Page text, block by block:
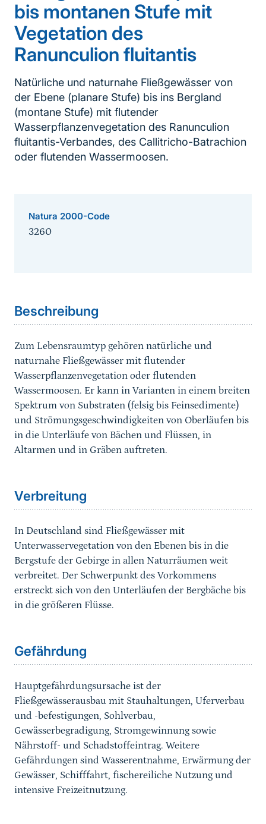
bis montanen Stufe mit
Vegetation des
Ranunculion fluitantis
Natürliche und naturnahe Fließgewässer von
der Ebene (planare Stufe) bis ins Bergland
(montane Stufe) mit flutender
Wasserpflanzenvegetation des Ranunculion
fluitantis-Verbandes, des Callitricho-Batrachion
oder flutenden Wassermoosen.
Natura 2000-Code
3260
Beschreibung
Zum Lebensraumtyp gehören natürliche und
naturnahe Fließgewässer mit flutender
Wasserpflanzenvegetation oder flutenden
Wassermoosen. Er kann in Varianten in einem breiten
Spektrum von Substraten (felsig bis Feinsedimente)
und Strömungsgeschwindigkeiten von Oberläufen bis
in die Unterläufe von Bächen und Flüssen, in
Altarmen und in Gräben auftreten.
Verbreitung
In Deutschland sind Fließgewässer mit
Unterwasservegetation von den Ebenen bis in die
Bergstufe der Gebirge in allen Naturräumen weit
verbreitet. Der Schwerpunkt des Vorkommens
erstreckt sich von den Unterläufen der Bergbäche bis
in die größeren Flüsse.
Gefährdung
Hauptgefährdungsursache ist der
Fließgewässerausbau mit Stauhaltungen, Uferverbau
und -befestigungen, Sohlverbau,
Gewässerbegradigung, Stromgewinnung sowie
Nährstoff- und Schadstoffeintrag. Weitere
Gefährdungen sind Wasserentnahme, Erwärmung der
Gewässer, Schifffahrt, fischereiliche Nutzung und
intensive Freizeitnutzung.